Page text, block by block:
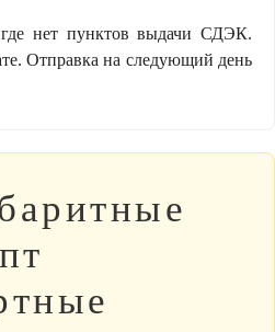
нет пунктов выдачи СДЭК.
Отправка на следующий день